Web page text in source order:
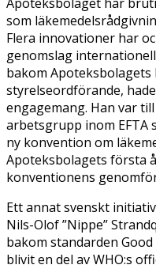
som
Flera innovationer har
genomslag
bakom
styrelseordförande,
engagemang. Han var
arbetsgrupp inom EFTA
ny konvention om
Apoteksbolagets första
konventionens
Ett annat svenskt
Nils-Olof ”Nippe”
bakom standarden
blivit en del av WHO:s